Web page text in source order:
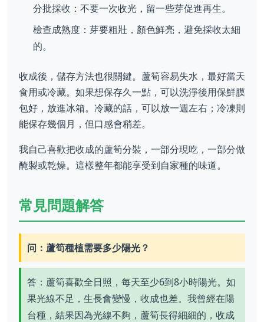
分批採收：不要一次收光，留一些芽促進再生。
檢查成熟度：芽要粗壯，顏色鮮亮，避免採收太細
的。
收成後，儲存方法也很關鍵。蘆筍容易失水，最好當天
食用或冷藏。如果想保存久一點，可以洗淨後用保鮮膜
包好，放進冰箱。冷藏的話，可以放一週左右；冷凍則
能保存幾個月，但口感會稍差。
我自己喜歡把收成的蘆筍分裝，一部分現吃，一部分做
醃製或乾燥。這樣整年都能享受到自家種的味道。
常見問題解答
问：蘆筍種植需要多少陽光？
答：蘆筍喜歡全日照，每天至少6到8小時陽光。如
果光線不足，生長會變慢，收成也差。我曾經在陽
台種，結果因為光線不夠，蘆筍長得細細的，收成